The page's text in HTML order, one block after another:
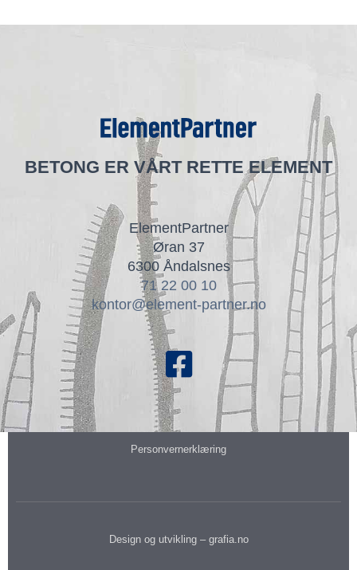
BETONG ER VÅRT RETTE ELEMENT
ElementPartner
Øran 37
6300 Åndalsnes
71 22 00 10
kontor@element-partner.no
Personvernerklæring
Design og utvikling – grafia.no